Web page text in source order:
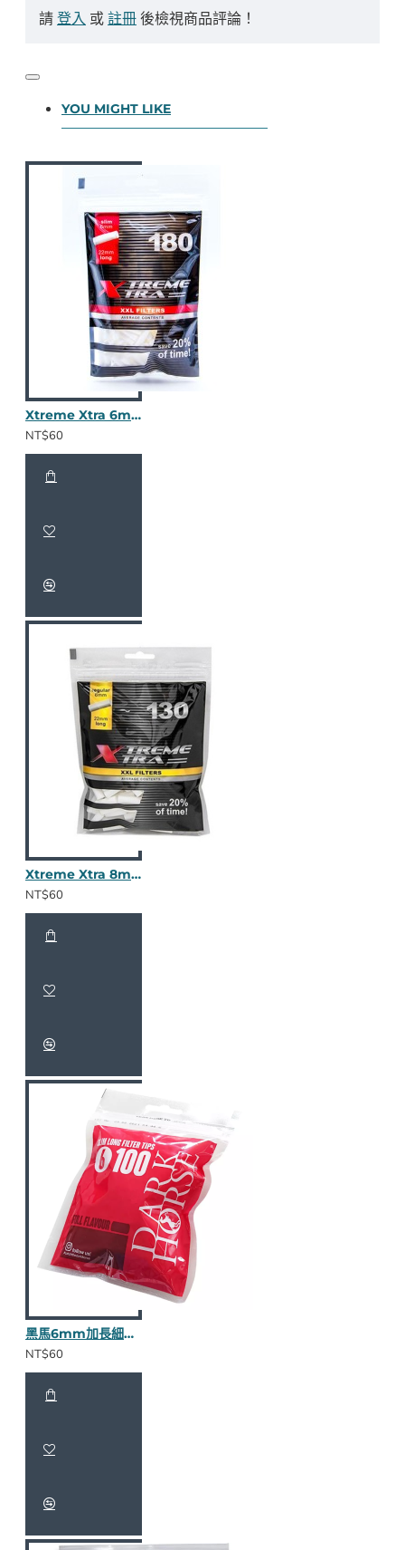
請登入 或註冊後檢視商品評論！
YOU MIGHT LIKE
Xtreme Xtra 6mm 加長濾嘴
NT$60
Xtreme Xtra 8mm 加長濾嘴
NT$60
黑馬6mm加長細煙濾嘴
NT$60